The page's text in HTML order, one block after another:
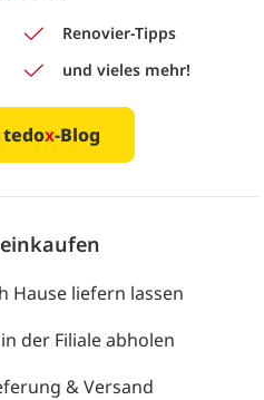
Renovier-Tipps
und vieles mehr!
x-Blog
Hause liefern lassen
der Filiale abholen
& Versand